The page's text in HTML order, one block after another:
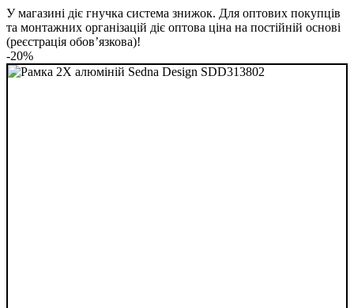
У магазині діє гнучка система знижок. Для оптових покупців
та монтажних організацій діє оптова ціна на постійній основі
(реєстрація обов’язкова)!
-20%